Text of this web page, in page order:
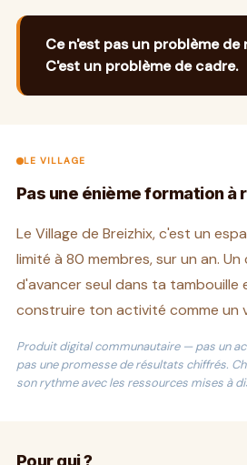
Ce n'est pas un problème de
C'est un problème de cadre.
LE VILLAGE
Pas une énième formation à
Le Village de Breizhix, c'est un
limité à 80 membres, sur un an.
d'avancer seul dans ta tambouille
construire ton activité comme un
Produit digital communautaire — pas un
pas une promesse de résultats chiffrés.
son rythme avec les ressources mises à
Pour qui ?